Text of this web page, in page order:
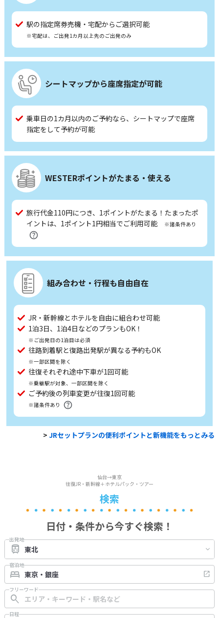
駅の指定席券売機・宅配からご選択可能
※宅配は、ご出発1カ月以上先のご出発のみ
シートマップから座席指定が可能
乗車日の1カ月以内のご予約なら、シートマップで座席
指定をして予約が可能
WESTERポイントがたまる・使える
旅行代金110円につき、1ポイントがたまる！たまったポ
イントは、1ポイント1円相当でご利用可能
※諸条件あり
組み合わせ・行程も自由自在
JR・新幹線とホテルを自由に組合わせ可能
1泊3日、1泊4日などのプランもOK！
※ご出発日の1泊目は必須
往路到着駅と復路出発駅が異なる予約もOK
※一部区間を除く
往復それぞれ途中下車が1回可能
※乗継駅が対象、一部区間を除く
ご予約後の列車変更が往復1回可能
※諸条件あり
>JRセットプランの便利ポイントと新機能をもっとみる
仙台→東京
往復JR・新幹線＋ホテルパック・ツアー
検索
日付・条件から今すぐ検索！
出発地
宿泊地
フリーワード
日程